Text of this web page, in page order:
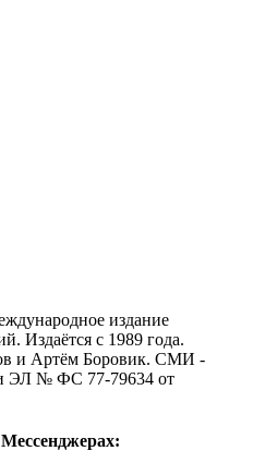
издание
Издаётся с 1989 года.
и Артём Боровик. CМИ -
ЭЛ № ФС 77-79634 от